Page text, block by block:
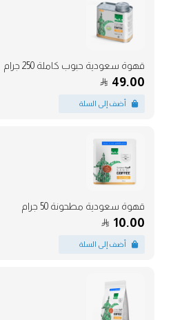
قهوة سعودية حبوب كاملة 250 جرام
49.00
قهوة سعودية مطحونة 50 جرام
10.00